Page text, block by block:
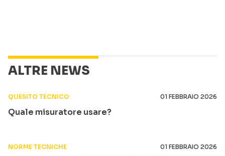
ALTRE NEWS
QUESITO TECNICO 01 FEBBRAIO 2026
Quale misuratore usare?
NORME TECNICHE 01 FEBBRAIO 2026